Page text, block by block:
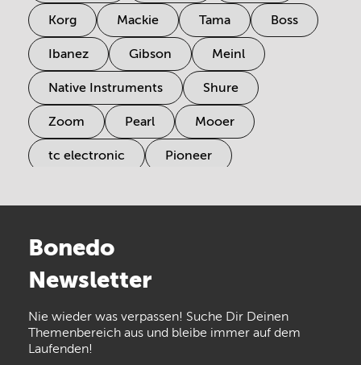
Korg Mackie Tama Boss
Ibanez Gibson Meinl
Native Instruments Shure
Zoom Pearl Mooer
tc electronic Pioneer
Arturia
the t.bone
Walrus Audio Epiphone
Bonedo
Newsletter
Nie wieder was verpassen! Suche Dir Deinen
Themenbereich aus und bleibe immer auf dem
Laufenden!